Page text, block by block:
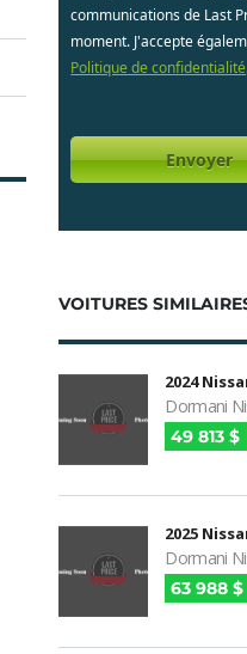
communications de Last
moment. J'accepte
Politique de confidentialité
VOITURES
2024
Dormani
49 813 $
2025
Dormani
63 988 $